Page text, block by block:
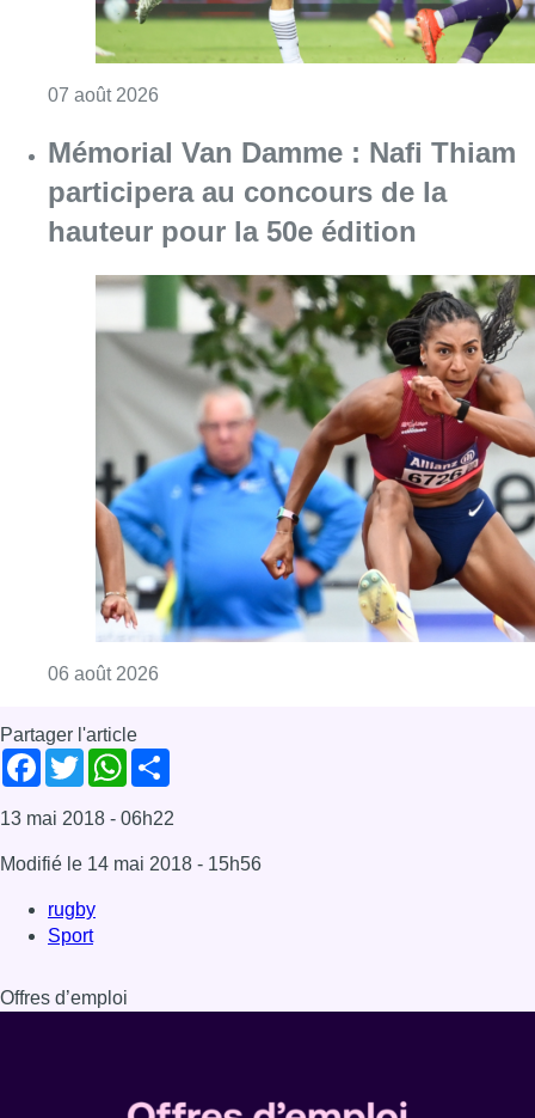
07 août 2026
Mémorial Van Damme : Nafi Thiam
participera au concours de la
hauteur pour la 50e édition
06 août 2026
Partager l'article
Facebook
TwitterWhatsApp
13 mai 2018 - 06h22
Modifié le 14 mai 2018 - 15h56
rugby
Sport
Offres d’emploi